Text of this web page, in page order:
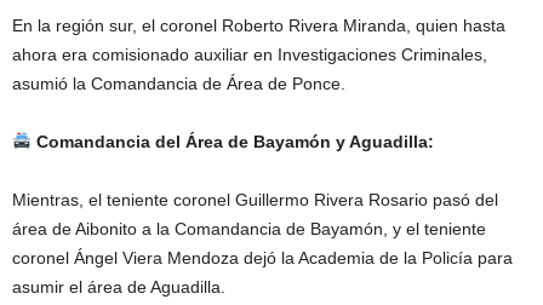
En la región sur, el coronel Roberto Rivera Miranda, quien hasta
ahora era comisionado auxiliar en Investigaciones Criminales,
asumió la Comandancia de Área de Ponce.
Comandancia del Área de Bayamón y Aguadilla:
Mientras, el teniente coronel Guillermo Rivera Rosario pasó del
área de Aibonito a la Comandancia de Bayamón, y el teniente
coronel Ángel Viera Mendoza dejó la Academia de la Policía para
asumir el área de Aguadilla.